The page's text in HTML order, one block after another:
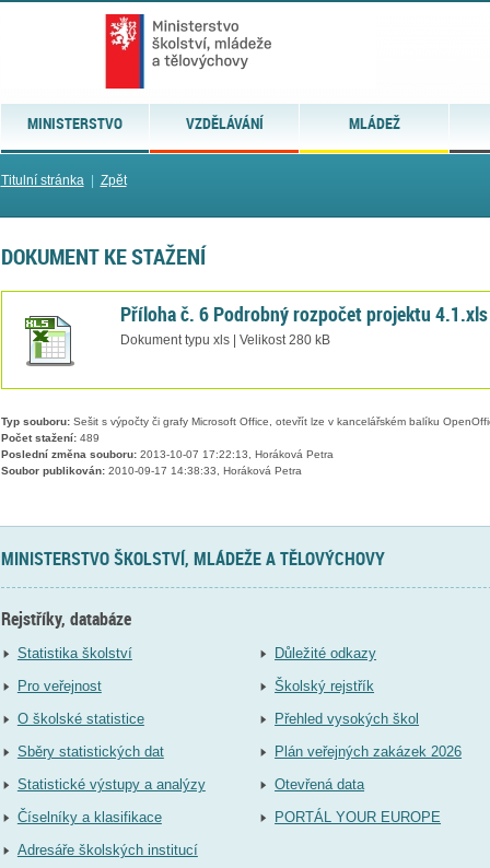
MINISTERSTVO VZDĚLÁVÁNÍ MLÁDEŽ
Titulní stránka| Zpět
DOKUMENT KE STAŽENÍ
Příloha č. 6 Podrobný rozpočet projektu 4.1.xls
Dokument typu xls | Velikost 280 kB
Typ souboru:Sešit s výpočty či grafy Microsoft Office, otevřít lze v kancelářském balíku
Počet stažení:489
Poslední změna souboru:2013-10-07 17:22:13, Horáková Petra
Soubor publikován:2010-09-17 14:38:33, Horáková Petra
MINISTERSTVO ŠKOLSTVÍ, MLÁDEŽE A TĚLOVÝCHOVY
Rejstříky, databáze
Statistika školství
Pro veřejnost
O školské statistice
Sběry statistických dat
Statistické výstupy a analýzy
Číselníky a klasifikace
Adresáře školských institucí
Důležité odkazy
Školský rejstřík
Přehled vysokých škol
Plán veřejných zakázek 2026
Otevřená data
PORTÁL YOUR EUROPE